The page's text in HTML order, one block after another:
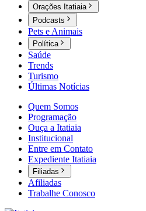
Orações Itatiaia
Podcasts
Pets e Animais
Política
Saúde
Trends
Turismo
Últimas Notícias
Quem Somos
Programação
Ouça a Itatiaia
Institucional
Entre em Contato
Expediente Itatiaia
Filiadas
Afiliadas
Trabalhe Conosco